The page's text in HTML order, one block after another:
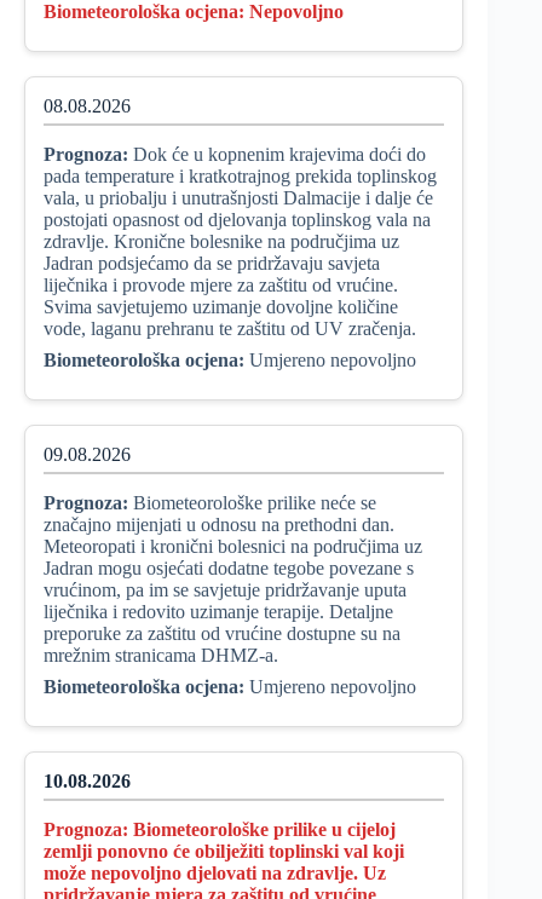
Biometeorološka ocjena: Nepovoljno
08.08.2026
Prognoza: Dok će u kopnenim krajevima doći do
pada temperature i kratkotrajnog prekida toplinskog
vala, u priobalju i unutrašnjosti Dalmacije i dalje će
postojati opasnost od djelovanja toplinskog vala na
zdravlje. Kronične bolesnike na područjima uz
Jadran podsjećamo da se pridržavaju savjeta
liječnika i provode mjere za zaštitu od vrućine.
Svima savjetujemo uzimanje dovoljne količine
vode, laganu prehranu te zaštitu od UV zračenja.
Biometeorološka ocjena: Umjereno nepovoljno
09.08.2026
Prognoza: Biometeorološke prilike neće se
značajno mijenjati u odnosu na prethodni dan.
Meteoropati i kronični bolesnici na područjima uz
Jadran mogu osjećati dodatne tegobe povezane s
vrućinom, pa im se savjetuje pridržavanje uputa
liječnika i redovito uzimanje terapije. Detaljne
preporuke za zaštitu od vrućine dostupne su na
mrežnim stranicama DHMZ-a.
Biometeorološka ocjena: Umjereno nepovoljno
10.08.2026
Prognoza: Biometeorološke prilike u cijeloj
zemlji ponovno će obilježiti toplinski val koji
može nepovoljno djelovati na zdravlje. Uz
pridržavanje mjera za zaštitu od vrućine